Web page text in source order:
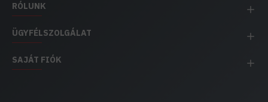
RÓLUNK
ÜGYFÉLSZOLGÁLAT
SAJÁT FIÓK